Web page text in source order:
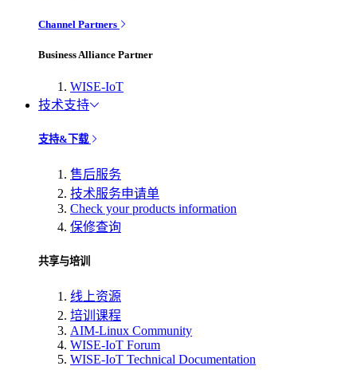
Channel Partners
Business Alliance Partner
WISE-IoT
技术支持
支持&下载
售后服务
技术服务申请单
Check your products information
保修查询
共享与培训
线上资源
培训课程
AIM-Linux Community
WISE-IoT Forum
WISE-IoT Technical Documentation